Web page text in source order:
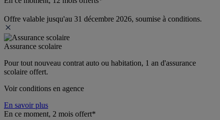
Offre valable jusqu'au 31 décembre 2026, soumise à conditions.
Assurance scolaire
Pour tout nouveau contrat auto ou habitation, 1 an d'assurance
scolaire offert.
Voir conditions en agence
En savoir plus
En ce moment, 2 mois offert*